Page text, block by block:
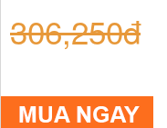
306,250đ